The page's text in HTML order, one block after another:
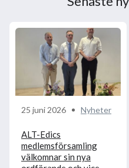
25 juni 2026 Nyheter
ALT-Edics
medlemsförsamling
välkomnar sin nya